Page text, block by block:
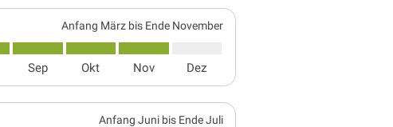
Anfang März bis Ende November
Sep Okt Nov Dez
Anfang Juni bis Ende Juli